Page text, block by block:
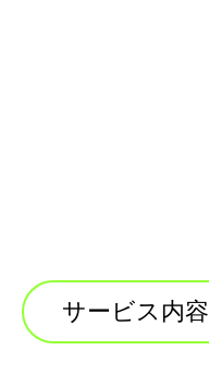
サービス内容